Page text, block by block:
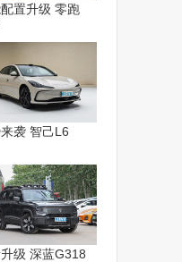
置升级 零跑
袭 智己L6
级 深蓝G318